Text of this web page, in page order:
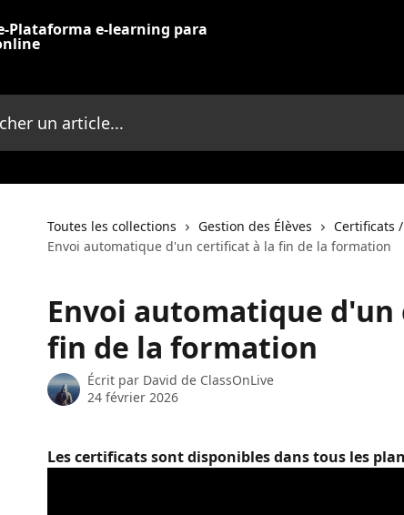
Toutes les collections Gestion des Élèves
Certificats
Envoi automatique d'un certificat à la fin de la formation
Envoi automatique
fin de la formation
Écrit par David de ClassOnLive
24 février 2026
Les certificats sont disponibles dans tous les